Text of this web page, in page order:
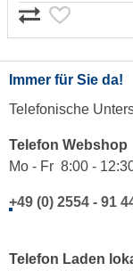
Immer für Sie da!
Telefonische
Telefon Webshop
Mo - Fr 8:00 -
+49 (0) 2554 - 91
Telefon Laden